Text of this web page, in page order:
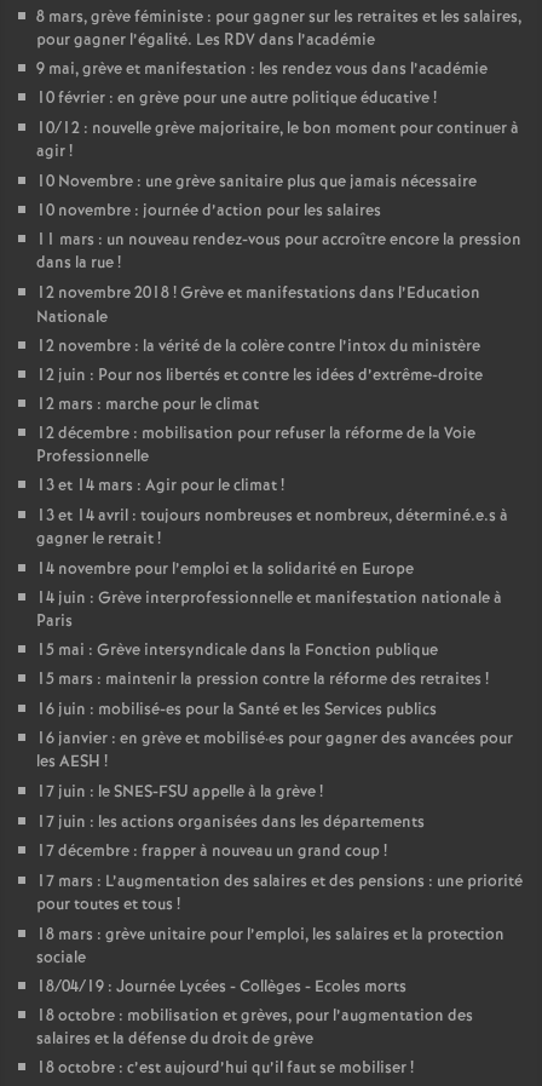
8 mars, grève féministe : pour gagner sur les retraites et les salaires,
pour gagner l’égalité. Les RDV dans l’académie
9 mai, grève et manifestation : les rendez vous dans l’académie
10 février : en grève pour une autre politique éducative!
10/12 : nouvelle grève majoritaire, le bon moment pour continuer à
agir!
10 Novembre : une grève sanitaire plus que jamais nécessaire
10 novembre : journée d’action pour les salaires
11 mars : un nouveau rendez-vous pour accroître encore la pression
dans la rue!
12 novembre 2018! Grève et manifestations dans l’Education
Nationale
12 novembre : la vérité de la colère contre l’intox du ministère
12 juin : Pour nos libertés et contre les idées d’extrême-droite
12 mars : marche pour le climat
12 décembre : mobilisation pour refuser la réforme de la Voie
Professionnelle
13 et 14 mars : Agir pour le climat!
13 et 14 avril : toujours nombreuses et nombreux, déterminé.e.s à
gagner le retrait!
14 novembre pour l’emploi et la solidarité en Europe
14 juin : Grève interprofessionnelle et manifestation nationale à
Paris
15 mai : Grève intersyndicale dans la Fonction publique
15 mars : maintenir la pression contre la réforme des retraites !
16 juin : mobilisé-es pour la Santé et les Services publics
16 janvier : en grève et mobilisé·es pour gagner des avancées pour
les AESH !
17 juin : le SNES-FSU appelle à la grève!
17 juin : les actions organisées dans les départements
17 décembre : frapper à nouveau un grand coup!
17 mars : L’augmentation des salaires et des pensions : une priorité
pour toutes et tous !
18 mars : grève unitaire pour l’emploi, les salaires et la protection
sociale
18/04/19 : Journée Lycées - Collèges - Ecoles morts
18 octobre : mobilisation et grèves, pour l’augmentation des
salaires et la défense du droit de grève
18 octobre : c’est aujourd’hui qu’il faut se mobiliser!